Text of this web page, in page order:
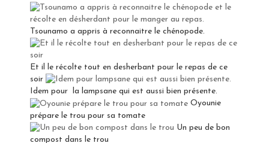
Tsounamo a appris à reconnaitre le chénopode.
Et il le récolte tout en desherbant pour le repas de ce
soir
Idem pour la lampsane qui est aussi bien présente.
Oyounie
prépare le trou pour sa tomate
Un peu de bon
compost dans le trou